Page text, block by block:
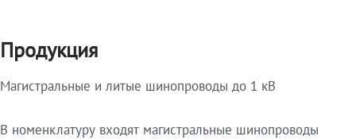
Продукция
Магистральные и литые шинопроводы до 1 кВ
В номенклатуру входят магистральные шинопроводы